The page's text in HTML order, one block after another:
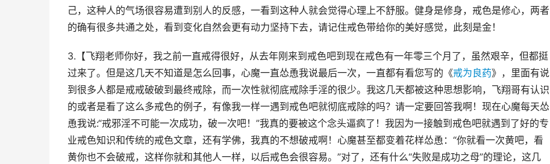
己，这种人的气场很容易遭到别人的反感，一看到这种人就会觉得心理上不舒服。健身是修身，戒色是修心，两者
的确有很多共通之处，看到变化自然会更有动力坚持下去，请记住戒色带给你的美好感觉，此刻是金！
3.【飞翔老师你好，我之前一直戒得很好，从去年刚来到戒色吧到现在戒色有一年零三个月了，虽然艰辛，但都挺
过来了。但是这几天不知道是怎么回事，心魔一直怂恿我说最后一次，一直都有看您写的《戒为良药》，里面有说
到很多人都是戒戒破破到最终戒除，而一次性就彻底戒除手淫的很少。我这几天都被这种思想影响，飞翔哥有认识
的或者是看了这么多戒色的例子，有像我一样一遇到戒色吧就彻底戒除的吗？请一定要回答我啊！现在心魔每天怂
恿我说:“戒邪淫不可能一次成功，破一次吧！”我真的要被这个念头逼疯了！我因为一接触到戒色吧就遇到了好的专
业戒色知识和传统的戒色文章，还有学佛，我真的不想破戒啊！心魔甚至都变着花样怂恿：“你就看一次黄吧，看
黄你也不会破戒，这样你就和其他人一样，以后戒色会很容易。”对了，还有什么“失败是成功之母”的理论，这几